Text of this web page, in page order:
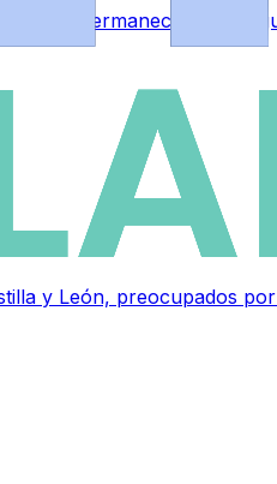
y permanece en la
y León, preocupados